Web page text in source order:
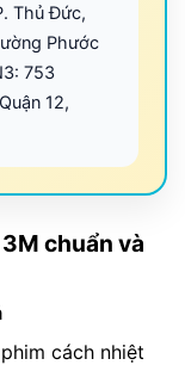
Thủ Đức,
Phước
753
12,
chuẩn và
cách nhiệt